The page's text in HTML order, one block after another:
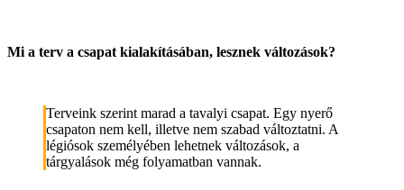
Mi a terv a csapat kialakításában, lesznek változások?
Terveink szerint marad a tavalyi csapat. Egy nyerő
csapaton nem kell, illetve nem szabad változtatni. A
légiósok személyében lehetnek változások, a
tárgyalások még folyamatban vannak.